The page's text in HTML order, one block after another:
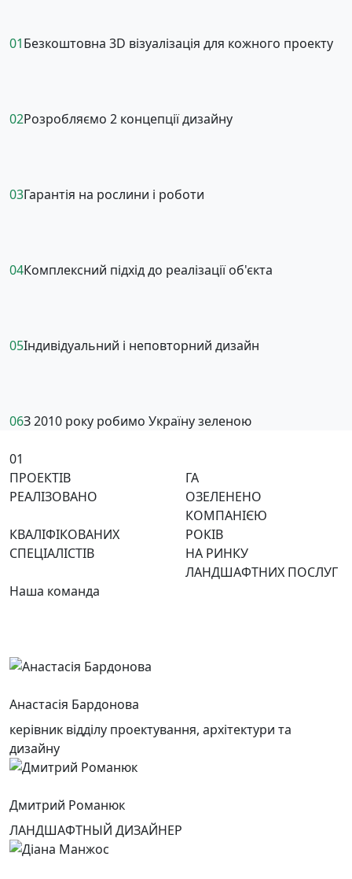
01Безкоштовна 3D візуалізація для кожного проекту
02Розробляємо 2 концепції дизайну
03Гарантія на рослини і роботи
04Комплексний підхід до реалізації об'єкта
05Індивідуальний і неповторний дизайн
06З 2010 року робимо Україну зеленою
01
ПРОЕКТІВ
РЕАЛІЗОВАНО
ГА
ОЗЕЛЕНЕНО
КОМПАНІЄЮ
КВАЛІФІКОВАНИХ
СПЕЦІАЛІСТІВ
РОКІВ
НА РИНКУ
ЛАНДШАФТНИХ ПОСЛУГ
Наша команда
Анастасія Бардонова
керівник відділу проектування, архітектури та
дизайну
Дмитрий Романюк
ЛАНДШАФТНЫЙ ДИЗАЙНЕР